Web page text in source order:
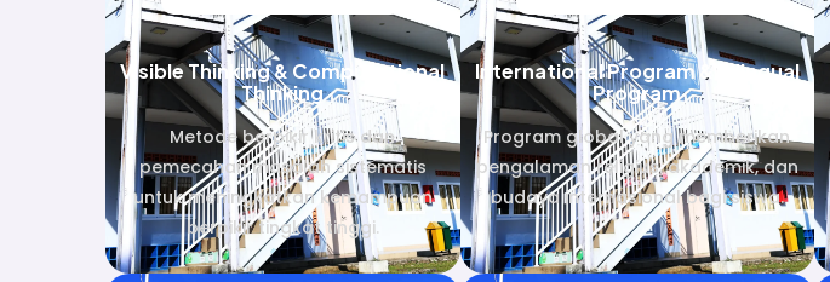
Visible Thinking & Computational
Thinking
Metode berpikir kritis dan
pemecahan masalah sistematis
untuk meningkatkan kemampuan
berpikir tingkat tinggi.
International Program & Bilingual
Program
Program global yang memberikan
pengalaman religius, akademik, dan
budaya internasional bagi siswa.